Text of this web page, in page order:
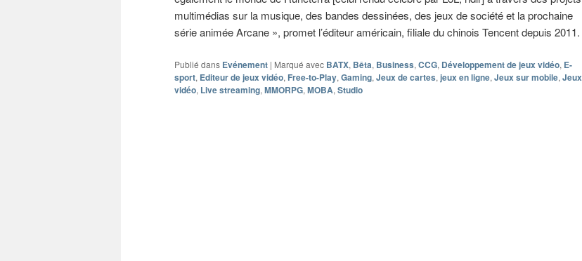
multimédias sur la musique, des bandes dessinées, des jeux de société et la prochaine
série animée Arcane », promet l’éditeur américain, filiale du chinois Tencent depuis 2011.
Publié dans Evénement | Marqué avec BATX, Bêta, Business, CCG, Développement de jeux vidéo, E-
sport, Editeur de jeux vidéo, Free-to-Play, Gaming, Jeux de cartes, jeux en ligne, Jeux sur mobile, Jeux
vidéo, Live streaming, MMORPG, MOBA, Studio